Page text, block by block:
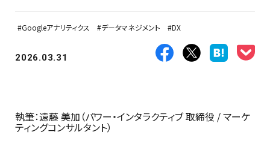
Googleアナリティクス データマネジメント DX
2026.03.31
執筆：遠藤 美加（パワー・インタラクティブ 取締役 / マーケ
ティングコンサルタント）